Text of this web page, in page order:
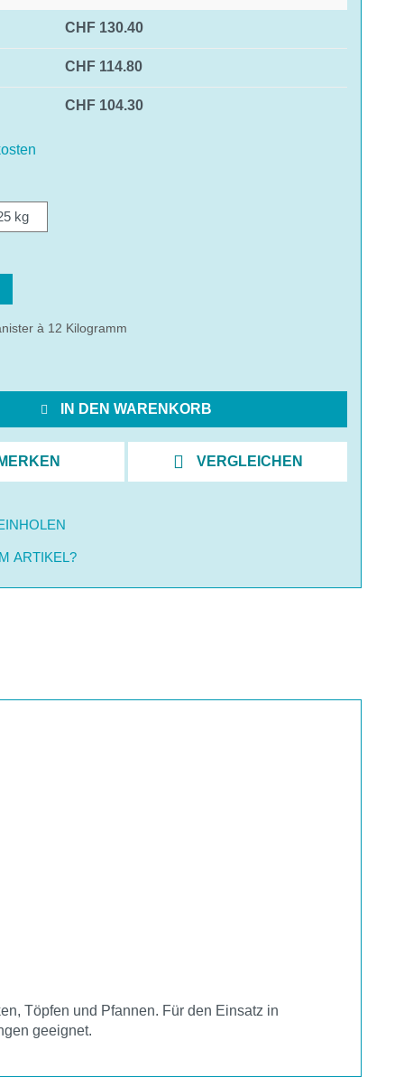
CHF 130.40
CHF 114.80
CHF 104.30
kg
à 12 Kilogramm
IN DEN WARENKORB
VERGLEICHEN
ARTIKEL?
Töpfen und Pfannen. Für den Einsatz in
geeignet.